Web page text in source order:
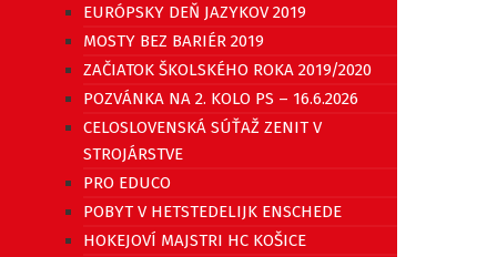
EURÓPSKY DEŇ JAZYKOV 2019
MOSTY BEZ BARIÉR 2019
ZAČIATOK ŠKOLSKÉHO ROKA 2019/2020
POZVÁNKA NA 2. KOLO PS – 16.6.2026
CELOSLOVENSKÁ SÚŤAŽ ZENIT V
STROJÁRSTVE
PRO EDUCO
POBYT V HETSTEDELIJK ENSCHEDE
HOKEJOVÍ MAJSTRI HC KOŠICE